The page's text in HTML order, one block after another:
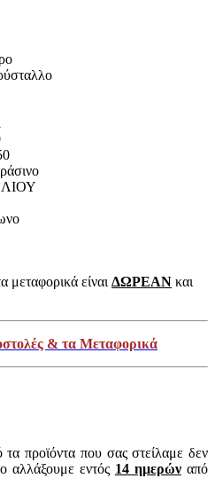
μεταφορικά είναιΔΩΡΕΑΝ και
& τα Μεταφορικά
προϊόντα που σας στείλαμε δεν
αλλάξουμε εντός 14 ημερώναπό